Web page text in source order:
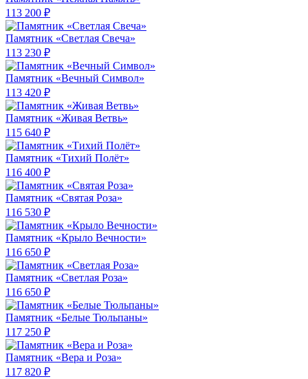
113 200 ₽
Памятник «Светлая Свеча»
113 230 ₽
Памятник «Вечный Символ»
113 420 ₽
Памятник «Живая Ветвь»
115 640 ₽
Памятник «Тихий Полёт»
116 400 ₽
Памятник «Святая Роза»
116 530 ₽
Памятник «Крыло Вечности»
116 650 ₽
Памятник «Светлая Роза»
116 650 ₽
Памятник «Белые Тюльпаны»
117 250 ₽
Памятник «Вера и Роза»
117 820 ₽